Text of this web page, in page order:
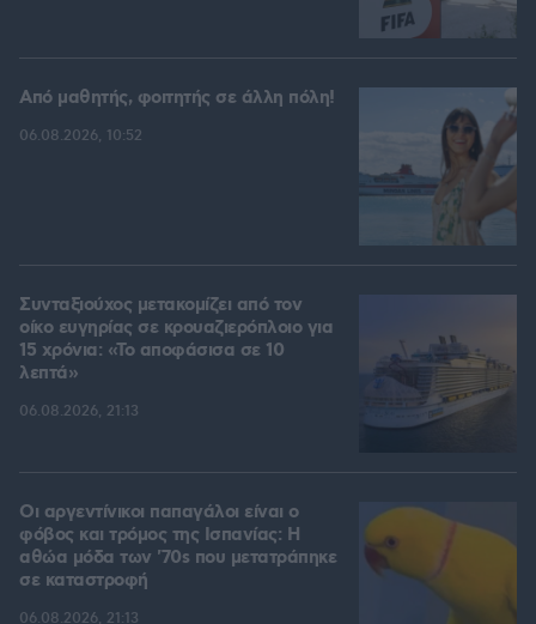
Από μαθητής, φοιτητής σε άλλη πόλη!
06.08.2026, 10:52
Συνταξιούχος μετακομίζει από τον
οίκο ευγηρίας σε κρουαζιερόπλοιο για
15 χρόνια: «Το αποφάσισα σε 10
λεπτά»
06.08.2026, 21:13
Οι αργεντίνικοι παπαγάλοι είναι ο
φόβος και τρόμος της Ισπανίας: Η
αθώα μόδα των '70s που μετατράπηκε
σε καταστροφή
06.08.2026, 21:13